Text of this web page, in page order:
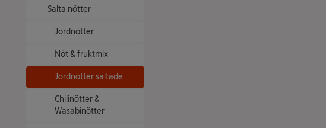
Salta nötter
Jordnötter
Nöt & fruktmix
Jordnötter saltade
Chilinötter &
Wasabinötter